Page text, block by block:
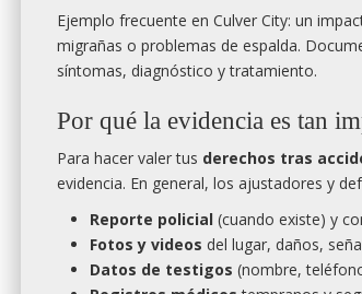
Ejemplo frecuente en Culver City: un
migrañas o problemas de espalda.
síntomas, diagnóstico y tratamiento.
Por qué la evidencia es tan
Para hacer valer tus derechos tras
evidencia. En general, los ajustadores y
Reporte policial (cuando existe) y
Fotos y videos del lugar, daños,
Datos de testigos (nombre,